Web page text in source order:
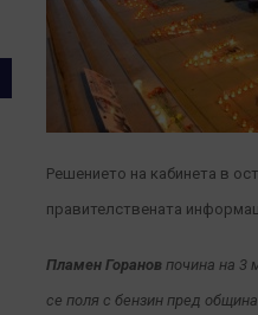
Решението на кабинета в
правителствената
Пламен Горанов почина на 3
се поля с бензин пред